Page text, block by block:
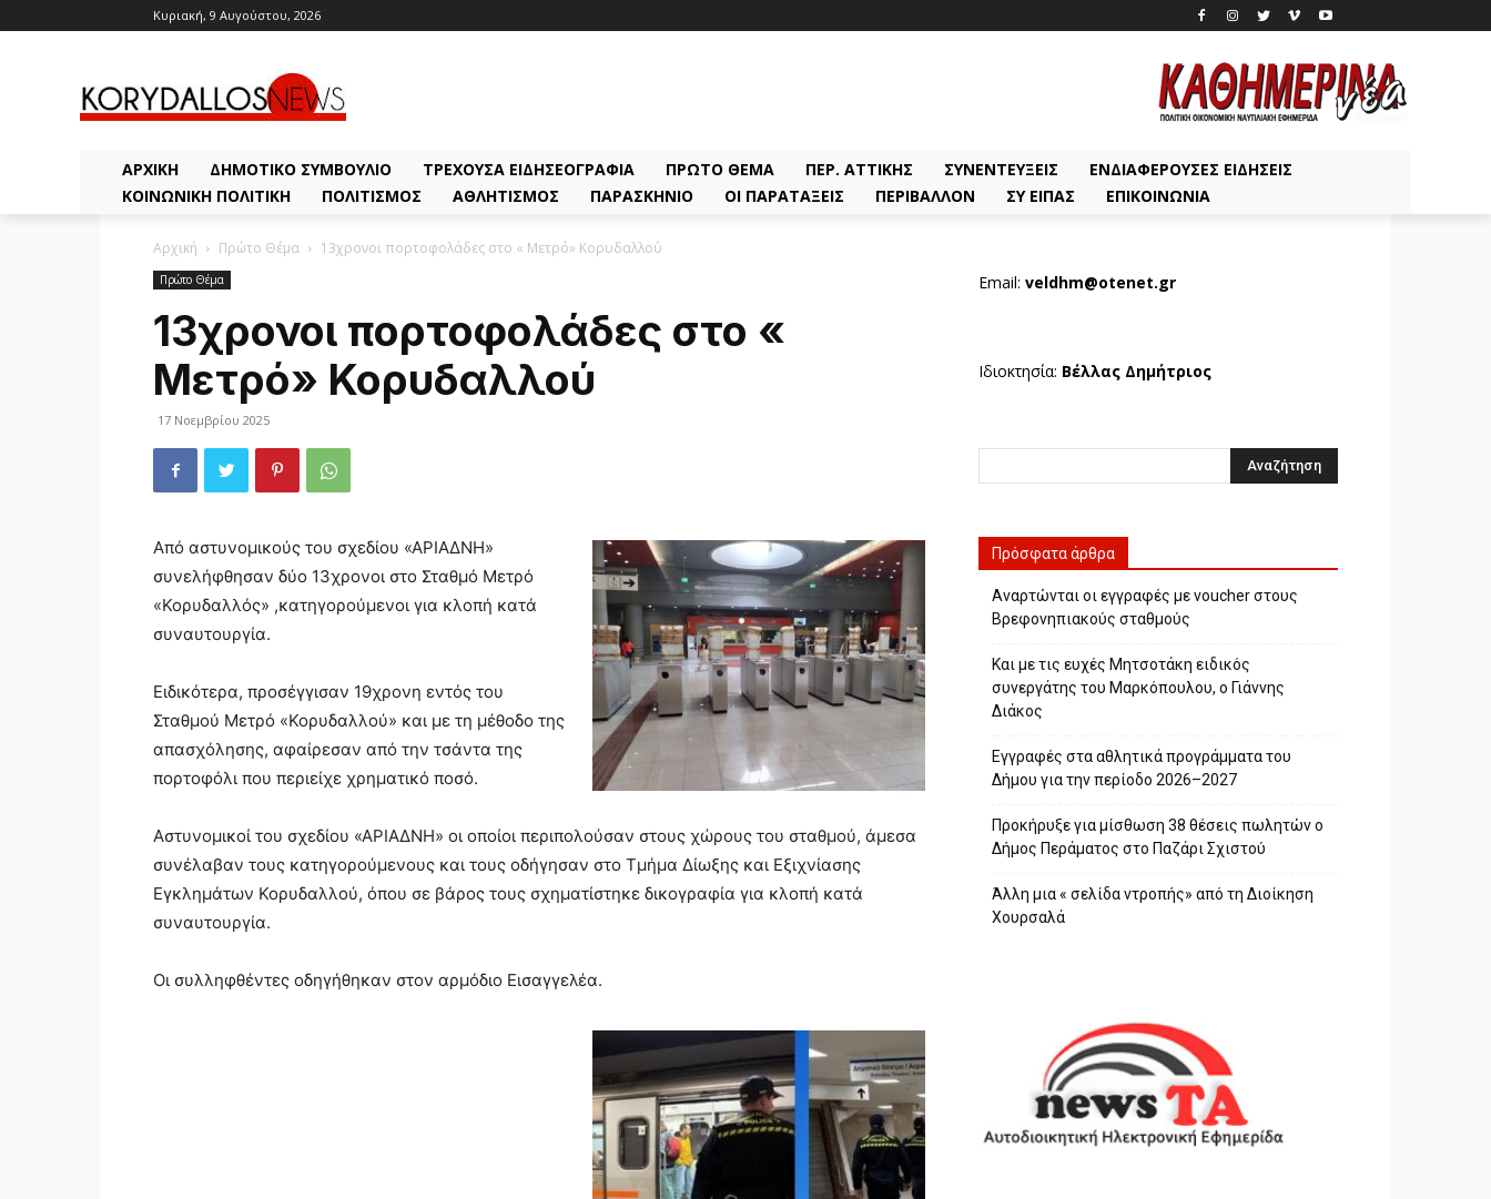
Κυριακή, 9 Αυγούστου, 2026
ΑΡΧΙΚΗ ΔΗΜΟΤΙΚΌ ΣΥΜΒΟΎΛΙΟ ΤΡΈΧΟΥΣΑ ΕΙΔΗΣΕΟΓΡΑΦΊΑ ΠΡΏΤΟ ΘΈΜΑ ΠΕΡ. ΑΤΤΙΚΉΣ ΣΥΝΕΝΤΕΎΞΕΙΣ
ΕΝΔΙΑΦΈΡΟΥΣΕΣ ΕΙΔΉΣΕΙΣ
ΚΟΙΝΩΝΙΚΉ ΠΟΛΙΤΙΚΉ
ΠΟΛΙΤΙΣΜΌΣ ΑΘΛΗΤΙΣΜΌΣ ΠΑΡΑΣΚΉΝΙΟ ΟΙ ΠΑΡΑΤΆΞΕΙΣ ΠΕΡΙΒΆΛΛΟΝ ΣΥ ΕΊΠΑΣ ΕΠΙΚΟΙΝΩΝΊΑ
Αρχική Πρώτο Θέμα 13χρονοι πορτοφολάδες στο « Μετρό» Κορυδαλλού
Πρώτο Θέμα
13χρονοι πορτοφολάδες στο «
Μετρό» Κορυδαλλού
17 Νοεμβρίου 2025
Από αστυνομικούς του σχεδίου «ΑΡΙΑΔΝΗ»
συνελήφθησαν δύο 13χρονοι στο Σταθμό Μετρό
«Κορυδαλλός» ,κατηγορούμενοι για κλοπή κατά
συναυτουργία.
Ειδικότερα, προσέγγισαν 19χρονη εντός του
Σταθμού Μετρό «Κορυδαλλού» και με τη μέθοδο της
απασχόλησης, αφαίρεσαν από την τσάντα της
πορτοφόλι που περιείχε χρηματικό ποσό.
Αστυνομικοί του σχεδίου «ΑΡΙΑΔΝΗ» οι οποίοι περιπολούσαν στους χώρους του σταθμού, άμεσα
συνέλαβαν τους κατηγορούμενους και τους οδήγησαν στο Τμήμα Δίωξης και Εξιχνίασης
Εγκλημάτων Κορυδαλλού, όπου σε βάρος τους σχηματίστηκε δικογραφία για κλοπή κατά
συναυτουργία.
Οι συλληφθέντες οδηγήθηκαν στον αρμόδιο Εισαγγελέα.
Email: veldhm@otenet.gr
Ιδιοκτησία: Βέλλας Δημήτριος
Πρόσφατα άρθρα
Αναρτώνται οι εγγραφές με voucher στους
Βρεφονηπιακούς σταθμούς
Και με τις ευχές Μητσοτάκη ειδικός
συνεργάτης του Μαρκόπουλου, ο Γιάννης
Διάκος
Εγγραφές στα αθλητικά προγράμματα του
Δήμου για την περίοδο 2026–2027
Προκήρυξε για μίσθωση 38 θέσεις πωλητών ο
Δήμος Περάματος στο Παζάρι Σχιστού
Άλλη μια « σελίδα ντροπής» από τη Διοίκηση
Χουρσαλά